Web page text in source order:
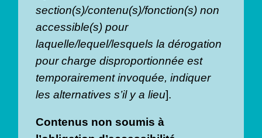
section(s)/contenu(s)/fonction(s) non
accessible(s) pour
laquelle/lequel/lesquels la dérogation
pour charge disproportionnée est
temporairement invoquée, indiquer
les alternatives s’il y a lieu].
Contenus non soumis à